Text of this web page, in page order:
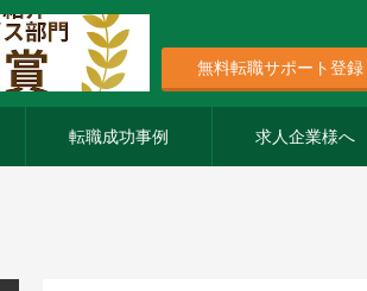
無料転職サポート登録
転職成功事例 求人企業様へ